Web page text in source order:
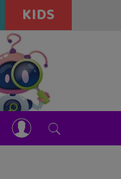
KIDS